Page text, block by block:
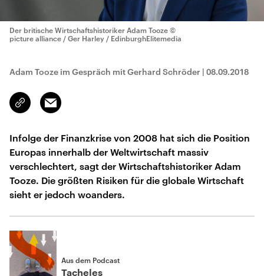
Der britische Wirtschaftshistoriker Adam Tooze ©
picture alliance / Ger Harley / EdinburghElitemedia
Adam Tooze im Gespräch mit Gerhard Schröder | 08.09.2018
Link
kopieren/teilen
Email
Infolge der Finanzkrise von 2008 hat sich die Position
Europas innerhalb der Weltwirtschaft massiv
verschlechtert, sagt der Wirtschaftshistoriker Adam
Tooze. Die größten Risiken für die globale Wirtschaft
sieht er jedoch woanders.
Aus dem Podcast
Tacheles